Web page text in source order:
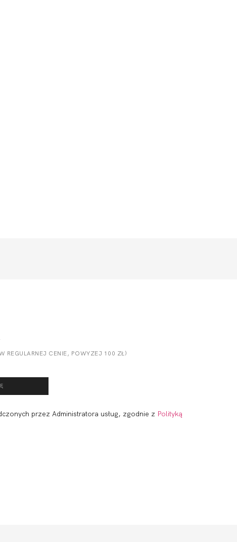
REGULARNEJ CENIE, POWYZEJ 100 ZŁ)
przez Administratora usług, zgodnie z Polityką